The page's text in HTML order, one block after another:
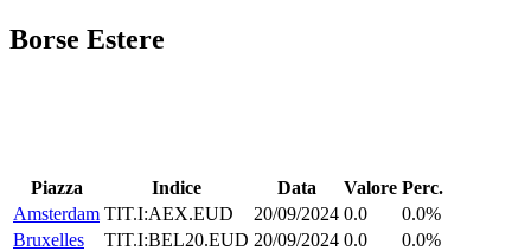
Borse Estere
Piazza Indice Data Valore Perc.
Amsterdam TIT.I:AEX.EUD 20/09/2024 0.0
0.0%
Bruxelles
TIT.I:BEL20.EUD 20/09/2024 0.0
0.0%